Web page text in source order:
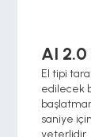
AI 2.0
El tipi
edilecek
saniye
yeterlidir.